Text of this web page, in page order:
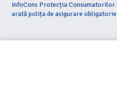
InfoCons Protecția Consumatorilor
arată polița de asigurare